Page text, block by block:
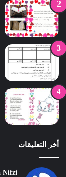
أخر التعليقات
Nifzi